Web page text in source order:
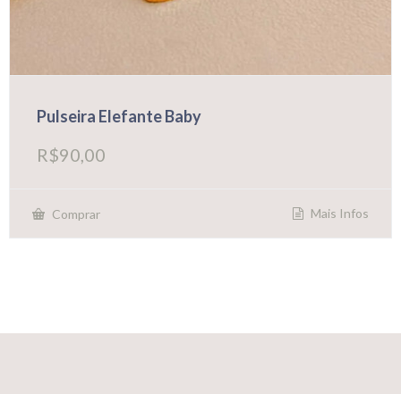
Pulseira Elefante Baby
R$90,00
Comprar Mais Infos